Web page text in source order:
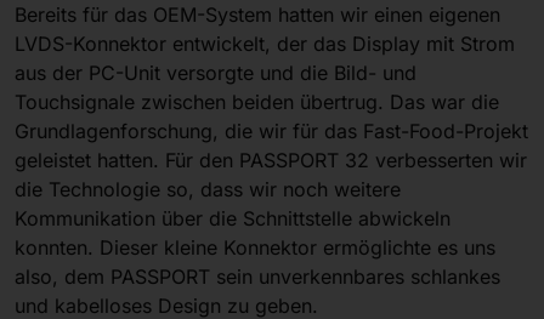
Bereits für das OEM-System hatten wir einen eigenen
LVDS-Konnektor entwickelt, der das Display mit Strom
aus der PC-Unit versorgte und die Bild- und
Touchsignale zwischen beiden übertrug. Das war die
Grundlagenforschung, die wir für das Fast-Food-Projekt
geleistet hatten. Für den PASSPORT 32 verbesserten wir
die Technologie so, dass wir noch weitere
Kommunikation über die Schnittstelle abwickeln
konnten. Dieser kleine Konnektor ermöglichte es uns
also, dem PASSPORT sein unverkennbares schlankes
und kabelloses Design zu geben.